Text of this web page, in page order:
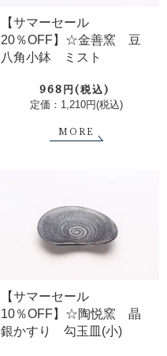
【サマーセール
20％OFF】☆金善窯 豆
八角小鉢 ミスト
968円(税込)
定価：1,210円(税込)
MORE
【サマーセール
10％OFF】☆陶悦窯 晶
銀かすり 勾玉皿(小)